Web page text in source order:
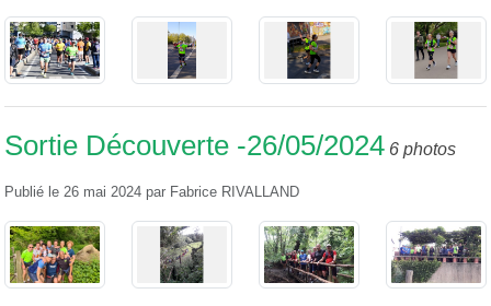
Sortie Découverte -26/05/2024 6 photos
Publié le 26 mai 2024 par Fabrice RIVALLAND